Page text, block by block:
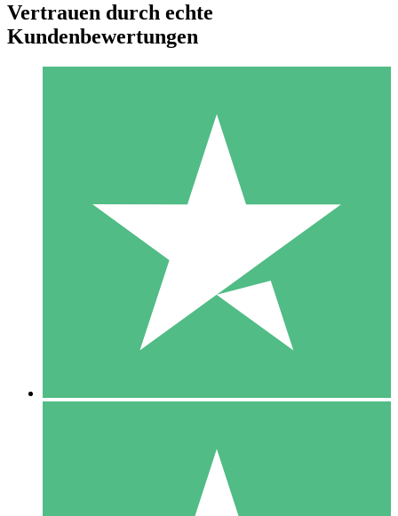
Individuelle Credit-Pakete
Zahlen Sie nach Bedarf mit Download-Credits. Keine
monatliche Verpflichtung erforderlich.
10 00
10 Downloads
20 00
Vertrauen durch echte
Kundenbewertungen